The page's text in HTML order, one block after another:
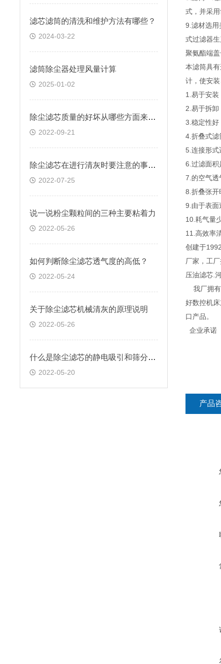
滤芯滤筒的清洗和维护方法有哪些？
2024-03-22
滤筒除尘器处理风量计算
2025-01-02
除尘滤芯质量的好坏从哪些方面来判断？
2022-09-21
除尘滤芯在进行清灰时要注意的事项有哪些
2022-07-25
说一说粉尘颗粒间的三种主要粘着力
2022-05-26
如何判断除尘滤芯透气度的高低？
2022-05-24
关于除尘滤芯机械清灰的原理说明
2022-05-26
什么是除尘滤芯的静电吸引和筛分效应
2022-05-20
式，并采
9.滤材选用
式过滤器
聚氨酯端
本滤筒具
计，使安
1.易于安
2.易于拆
3.稳定性好
4.折叠式滤
5.连接形式
6.过滤面积
7.的空气透
8.折叠张开
9.由于表面
10.耗气量
11.高效
创建于
厂家，工
压油滤芯.
我厂拥有
好数控
口产
企业承诺
产品